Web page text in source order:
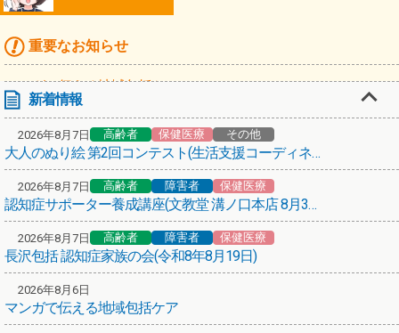
重要なお知らせ
マンガで伝える地域包括ケア
高齢者
「川崎シニアフォトコンテスト2026」作品募集！
高齢者 保健医療 その他
第66弾！まち歩きボランティアガイド養成講座
保健医療
熱中症にご注意ください！
介護サービスを考える、その前に
新着情報
2026年8月7日 高齢者 保健医療 その他
大人のぬり絵 第2回コンテスト(生活支援コーディネーターミケ猫倶楽部)
2026年8月7日 高齢者 障害者 保健医療
認知症サポーター養成講座(文教堂 溝ノ口本店 8月31日)
2026年8月7日 高齢者 障害者 保健医療
長沢包括 認知症家族の会(令和8年8月19日)
2026年8月6日
マンガで伝える地域包括ケア